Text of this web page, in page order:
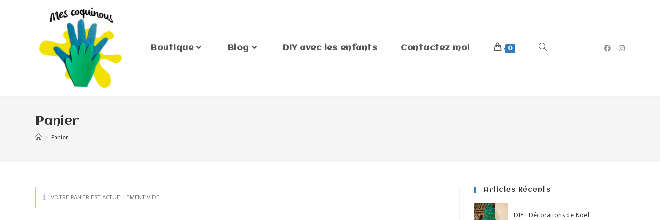
Boutique Blog DIY avec les enfants Contactez moi 0
Panier
> Panier
VOTRE PANIER EST ACTUELLEMENT VIDE.
Articles Récents
DIY : Décorations de Noël